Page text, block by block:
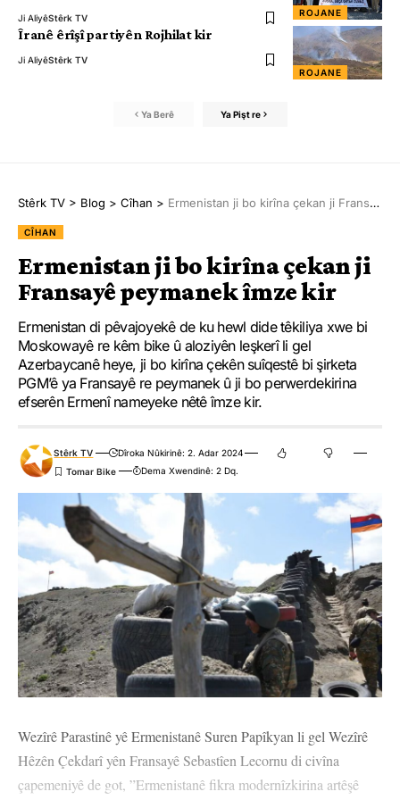
ROJANE
Ji AliyêStêrk TV
ROJANE
Îranê êrîşî partiyên Rojhilat kir
Ji AliyêStêrk TV
Ya Berê Ya Pişt re
Stêrk TV > Blog > Cîhan > Ermenistan ji bo kirîna çekan ji Fransayê peymanek îmze kir
CÎHAN
Ermenistan ji bo kirîna çekan ji
Fransayê peymanek îmze kir
Ermenistan di pêvajoyekê de ku hewl dide têkiliya xwe bi
Moskowayê re kêm bike û aloziyên leşkerî li gel
Azerbaycanê heye, ji bo kirîna çekên suîqestê bi şirketa
PGM’ê ya Fransayê re peymanek û ji bo perwerdekirina
efserên Ermenî nameyeke nêtê îmze kir.
Stêrk TV
Dîroka Nûkirinê: 2. Adar 2024
Dema Xwendinê: 2 Dq.
Wezîrê Parastinê yê Ermenistanê Suren Papîkyan li gel Wezîrê
Hêzên Çekdarî yên Fransayê Sebastîen Lecornu di civîna
çapemeniyê de got, ”Ermenistanê fikra modernîzkirina artêşê